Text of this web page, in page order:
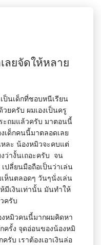
ลยจัดให้หลาย
ป็นเด็กที่ชอบหนีเรียน
ยครับ ผมเองเป็นครู
ะถมแล้วครับ มาตอนนี้
เด็กคนนี้มาตลอดเลย
ละ น้องหมิวจะคบแต่
ว่างั้นเถอะครับ จน
ปลี่ยนมือถือเป็นว่าเล่น
เห็นตลอดๆ วันๆนั่งเล่น
มีเงินเท่านั้น มันทำให้
ครับ
หมิวคนนี้มากผมคิดหา
ครั้ง จุดอ่อนของน้องหมิ
รับ เราต้องเอาเงินล่อ